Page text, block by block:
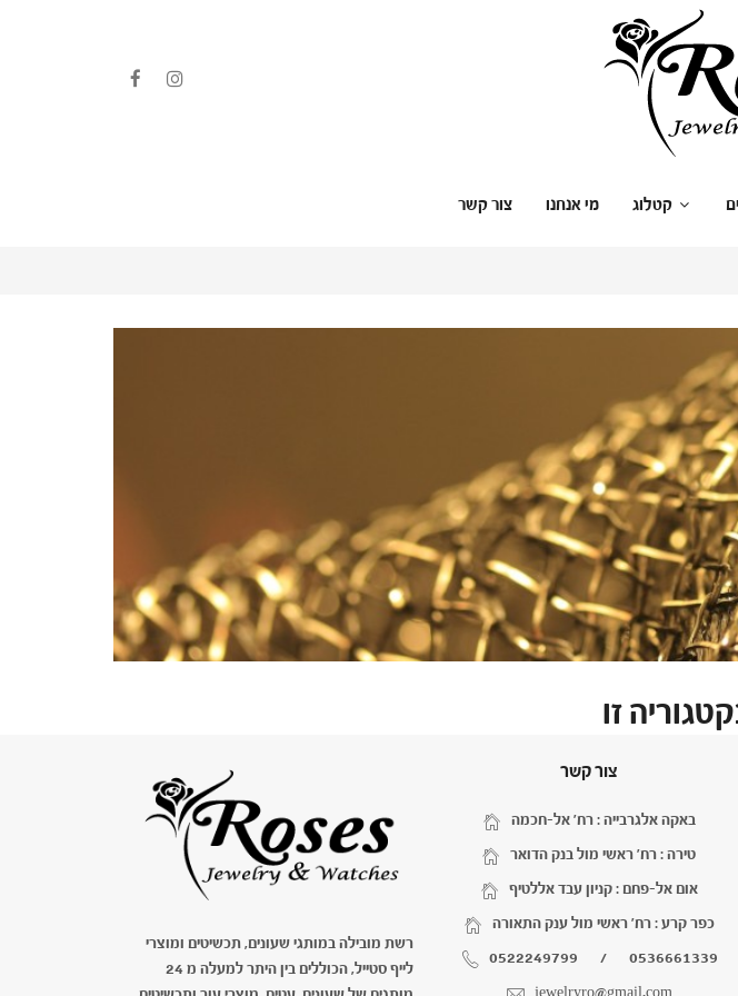
צור קשר מי אנחנו קטלוג
זו
רשת מובילה במותגי שעונים, תכשיטים ומוצרי
לייף סטייל, הכוללים בין היתר למעלה מ 24
צור קשר
באקה אלגרבייה : רח' אל-חכמה
טירה : רח' ראשי מול בנק הדואר
אום אל-פחם : קניון עבד אללטיף
כפר קרע : רח' ראשי מול ענק התאורה
0522249799 / 0536661339
jewelryro@gmail.com